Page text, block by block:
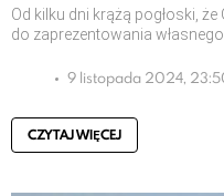
Od kilku dni krążą pogłoski,
do zaprezentowania
9 listopada 2024,
CZYTAJ WIĘCEJ